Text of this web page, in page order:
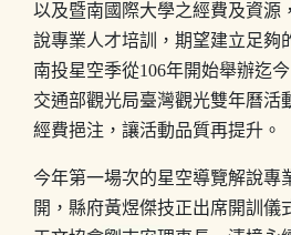
以及暨南國際大學之經費及資源
說專業人才培訓，期望建立足夠
南投星空季從106年開始舉辦迄
交通部觀光局臺灣觀光雙年曆活
經費挹注，讓活動品質再提升。
今年第一場次的星空導覽解說專
開，縣府黃煜傑技正出席開訓儀